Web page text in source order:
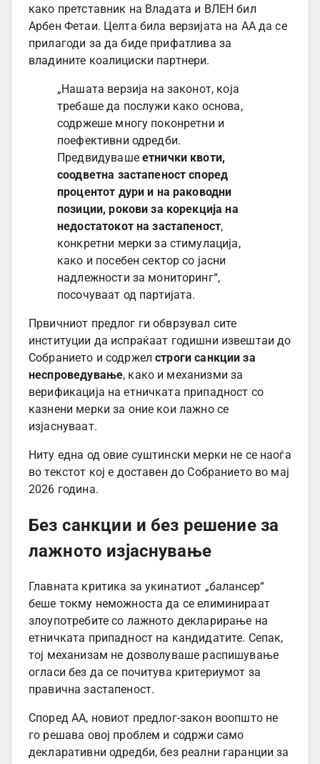
како претставник на Владата и ВЛЕН бил
Арбен Фетаи. Целта била верзијата на АА да се
прилагоди за да биде прифатлива за
владините коалициски партнери.
„Нашата верзија на законот, која
требаше да послужи како основа,
содржеше многу поконретни и
поефективни одредби.
Предвидуваше етнички квоти,
соодветна застапеност според
процентот дури и на раководни
позиции, рокови за корекција на
недостатокот на застапеност,
конкретни мерки за стимулација,
како и посебен сектор со јасни
надлежности за мониторинг“,
посочуваат од партијата.
Првичниот предлог ги обврзувал сите
институции да испраќаат годишни извештаи до
Собранието и содржелстроги санкции за
неспроведување, како и механизми за
верификација на етничката припадност со
казнени мерки за оние кои лажно се
изјаснуваат.
Ниту една од овие суштински мерки не се наоѓа
во текстот кој е доставен до Собранието во мај
2026 година.
Без санкции и без решение за
лажното изјаснување
Главната критика за укинатиот „балансер“
беше токму неможноста да се елиминираат
злоупотребите со лажното декларирање на
етничката припадност на кандидатите. Сепак,
тој механизам не дозволуваше распишување
огласи без да се почитува критериумот за
правична застапеност.
Според АА, новиот предлог-закон воопшто не
го решава овој проблем и содржи само
декларативни одредби, без реални гаранции за